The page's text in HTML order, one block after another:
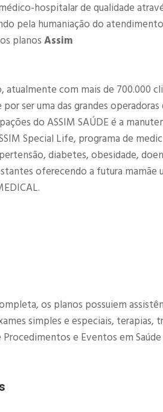
hospitalar de qualidade
pela humaniação do
planos Assim
atualmente com mais de 700.000
por ser uma das grandes
do ASSIM SAÚDE é a
Special Life, programa de
diabetes, obesidade,
oferecendo a futura
os planos possuiem
simples e especiais, terapias,
e Eventos em